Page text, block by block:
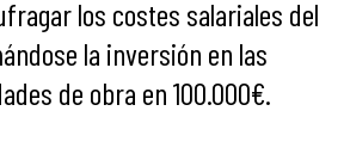
los costes salariales del
la inversión en las
de obra en 100.000€.